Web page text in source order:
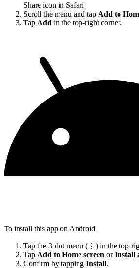
Share icon in Safari
Scroll the menu and tap Add to
Tap Add in the top-right corner.
To install this app on Android
Tap the 3-dot menu (⋮) in the top-
Tap Add to Home screen orInstall
Confirm by tapping Install.